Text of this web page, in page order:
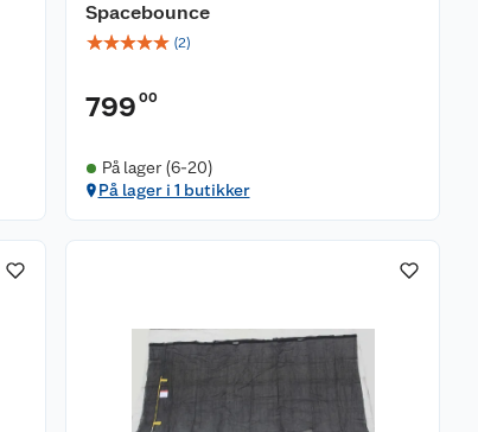
Spacebounce
☆☆☆☆☆ (2)
799 00
På lager (6-20)
På lager i 1 butikker